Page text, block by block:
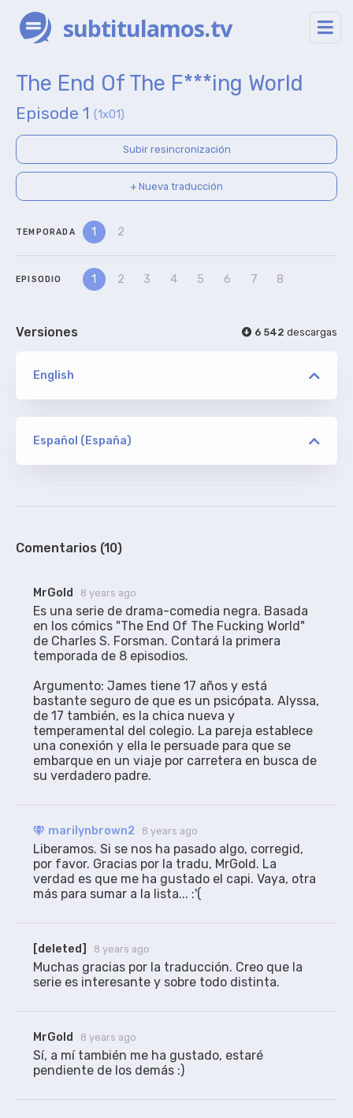
subtitulamos.tv
The End Of The F***ing World
Episode 1 (1x01)
Subir resincronización
+ Nueva traducción
TEMPORADA 1 2
EPISODIO 1 2 3 4 5 6 7 8
Versiones 6 542 descargas
English
PLUTONIUM
ORIGINAL [deleted]
Español (España)
PLUTONIUM
versión
WEBRip RARBG/FUCK
RESINCRONIZADO marilynbrown2
Subtítulos traducidos aquí, sincronizados para
WEBRip RARBG y WEB FUCK (1080p).
Comentarios (10)
MrGold 8 years ago
Es una serie de drama-comedia negra. Basada
en los cómics "The End Of The Fucking World"
de Charles S. Forsman. Contará la primera
temporada de 8 episodios.
Argumento: James tiene 17 años y está
bastante seguro de que es un psicópata. Alyssa,
de 17 también, es la chica nueva y
temperamental del colegio. La pareja establece
una conexión y ella le persuade para que se
embarque en un viaje por carretera en busca de
su verdadero padre.
marilynbrown2 8 years ago
Liberamos. Si se nos ha pasado algo, corregid,
por favor. Gracias por la tradu, MrGold. La
verdad es que me ha gustado el capi. Vaya, otra
más para sumar a la lista... :'(
[deleted] 8 years ago
Muchas gracias por la traducción. Creo que la
serie es interesante y sobre todo distinta.
MrGold 8 years ago
Sí, a mí también me ha gustado, estaré
pendiente de los demás :)